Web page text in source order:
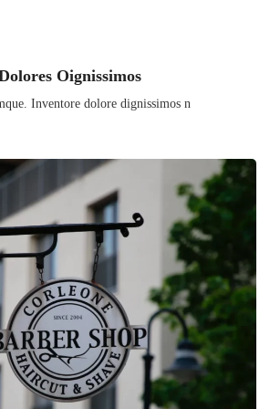
Oignissimos
Inventore dolore dignissimos n